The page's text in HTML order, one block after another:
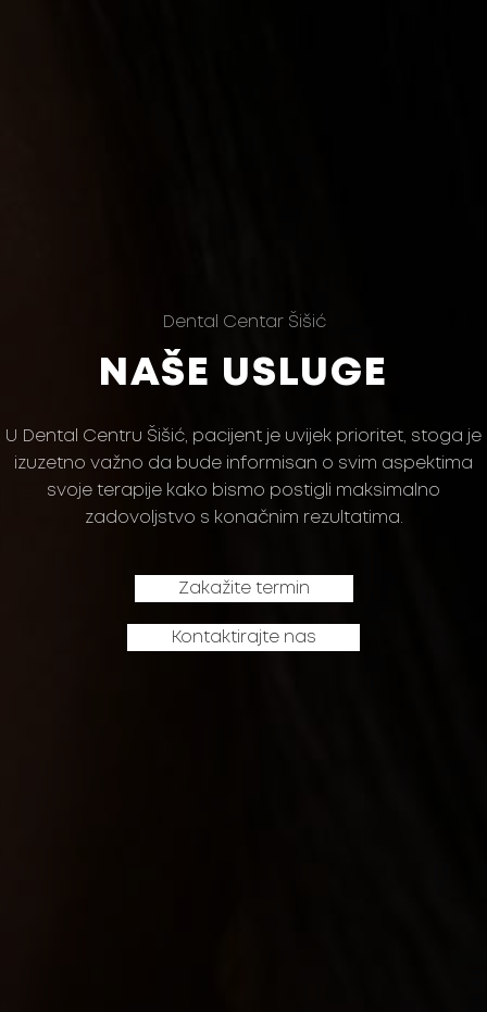
Dental Centar Šišić
NAŠE USLUGE
U Dental Centru Šišić, pacijent je uvijek prioritet, stoga je
izuzetno važno da bude informisan o svim aspektima
svoje terapije kako bismo postigli maksimalno
zadovoljstvo s konačnim rezultatima.
Zakažite termin
Kontaktirajte nas